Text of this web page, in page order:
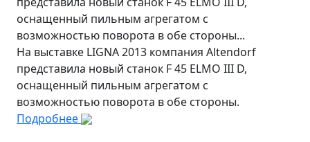
оснащенный пильным агрегатом с
возможностью поворота в обе стороны...
На выставке LIGNA 2013 компания Altendorf
представила новый станок F 45 ELMO III D,
оснащенный пильным агрегатом с
возможностью поворота в обе стороны.
Подробнее